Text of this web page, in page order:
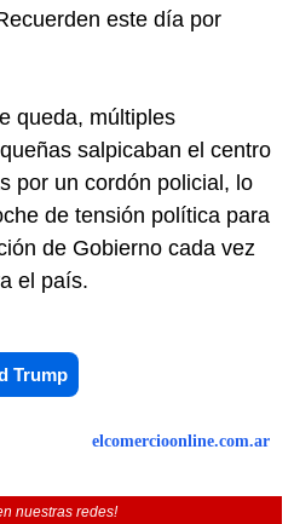
este día por
queda, múltiples
salpicaban el centro
por un cordón policial, lo
de tensión política para
de Gobierno cada vez
el país.
Trump
elcomercioonline.com.ar
nuestras redes!